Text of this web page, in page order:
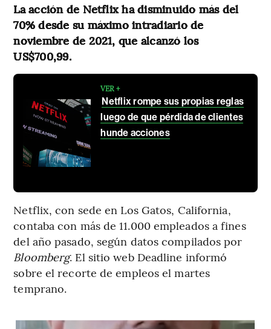
La acción de Netflix ha disminuido más del
70% desde su máximo intradiario de
noviembre de 2021, que alcanzó los
US$700,99.
VER +
Netflix rompe sus propias reglas
luego de que pérdida de clientes
hunde acciones
Netflix, con sede en Los Gatos, California,
contaba con más de 11.000 empleados a fines
del año pasado, según datos compilados por
Bloomberg. El sitio web Deadline informó
sobre el recorte de empleos el martes
temprano.